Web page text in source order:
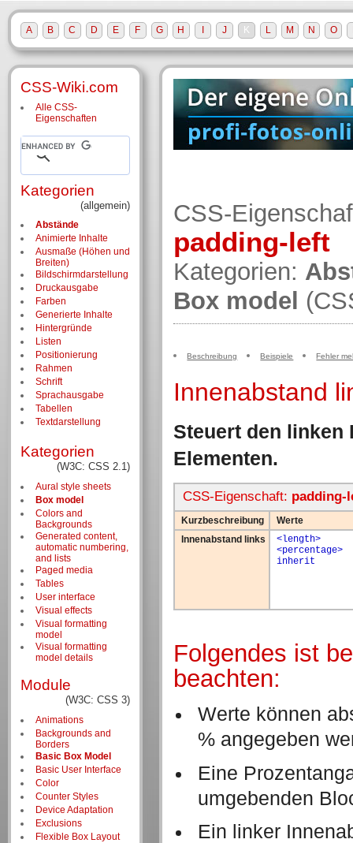
CSS-
padding-left
Kategorien:
Box model
Beschreibung Beispiele Fehler
Innenabstand
Steuert den linken
Elementen.
CSS-Eigenschaft: padding-
Kurzbeschreibung
Werte
Innenabstand links
<length>
<percentage>
inherit
Folgendes ist
beachten:
Werte können
% angegeben
Eine
umgebenden
Ein linker
CSS-Wiki.com
Alle CSS-
Eigenschaften
Kategorien
(allgemein)
Abstände
Animierte Inhalte
Ausmaße (Höhen und
Breiten)
Bildschirm­darstellung
Druckausgabe
Farben
Generierte Inhalte
Hintergründe
Listen
Positionierung
Rahmen
Schrift
Sprachausgabe
Tabellen
Textdarstellung
Kategorien
(W3C: CSS 2.1)
Aural style sheets
Box model
Colors and
Backgrounds
Generated content,
automatic numbering,
and lists
Paged media
Tables
User interface
Visual effects
Visual formatting
model
Visual formatting
model details
Module
(W3C: CSS 3)
Animations
Backgrounds and
Borders
Basic Box Model
Basic User Interface
Color
Counter Styles
Device Adaptation
Exclusions
Flexible Box Layout
A B C D E F G H J K L M N O